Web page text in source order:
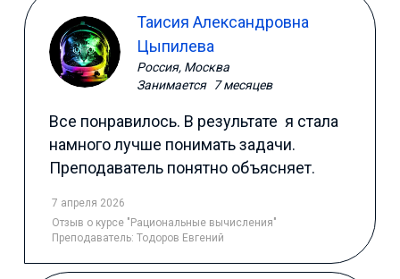
Таисия Александровна
Цыпилева
Россия, Москва
Занимается 7 месяцев
Все понравилось. В результате я стала
намного лучше понимать задачи.
Преподаватель понятно объясняет.
7 апреля 2026
Отзыв о курсе "Рациональные вычисления"
Преподаватель: Тодоров Евгений